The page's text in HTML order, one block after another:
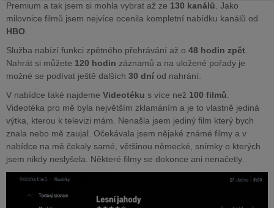
Premium a tak jsem si mohla vybrat až ze 130 kanálů. Jako
milovnice filmů jsem nejvíce ocenila kompletní nabídku kanálů od
HBO.
Služba nabízí funkci zpětného přehrávání až o 48 hodin zpět.
Nahrát si můžete 120 hodin záznamů a na uložené pořady je
možné se podívat ještě dalších 30 dní od nahrání.
V nabídce také najdeme Videotéku s více než 100 filmů.
Videotéka pro mě byla největším zklamáním a je to vlastně jediná
výtka, kterou k televizi mám. Nenašla jsem jediný film který bych
znala nebo mě zaujal. Očekávala jsem nějaké známé filmy a v
nabídce na mě čekaly samé, většinou německé, snímky o kterých
jsem nikdy neslyšela. Některé filmy se dokonce ani nenačetly.